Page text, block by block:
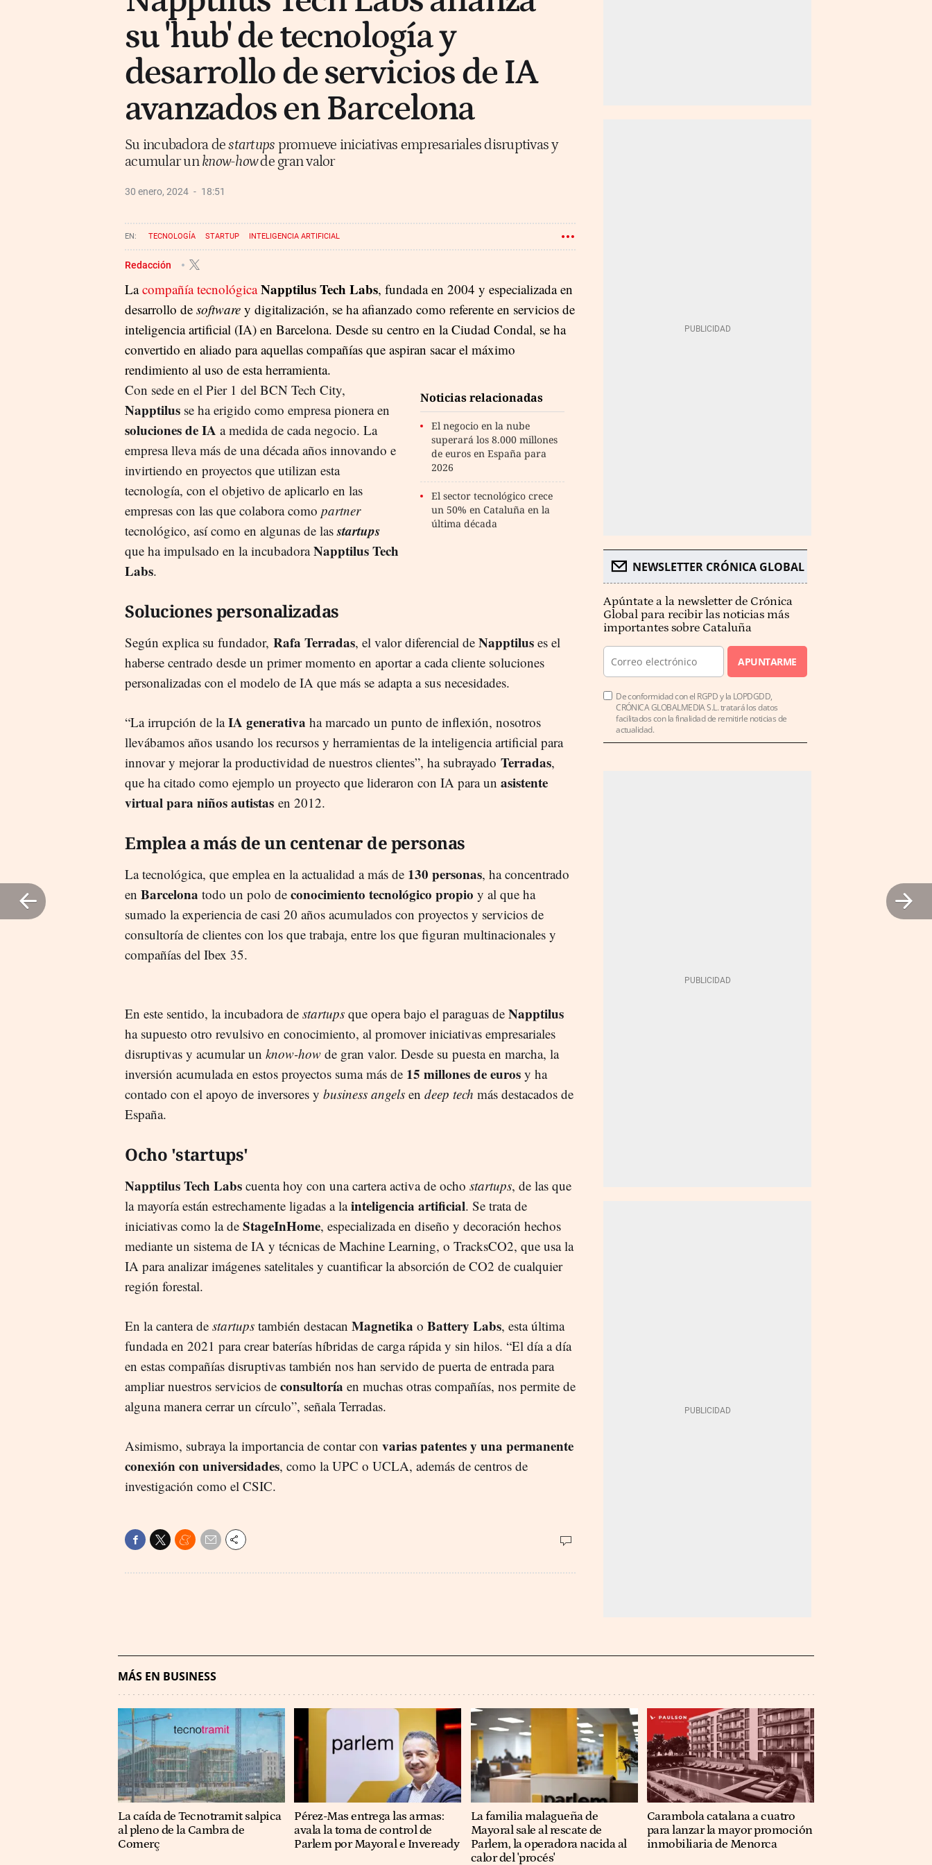
su 'hub' de tecnología y
desarrollo de servicios de IA
avanzados en Barcelona
Su incubadora destartups promueve iniciativas empresariales disruptivas y
acumular unknow-howde gran valor
30 enero, 2024 18:51
TECNOLOGÍA STARTUP INTELIGENCIA ARTIFICIAL
Redacción
Lacompañía tecnológica Napptilus Tech Labs, fundada en 2004 y especializada en
desarrollo de software y digitalización, se ha afianzado como referente en servicios de
inteligencia artificial (IA) en Barcelona. Desde su centro en la Ciudad Condal, se ha
convertido en aliado para aquellas compañías que aspiran sacar el máximo
rendimiento al uso de esta herramienta.
Noticias relacionadas
El negocio en la nube
superará los 8.000 millones
de euros en España para
2026
El sector tecnológico crece
un 50% en Cataluña en la
última década
Con sede en el Pier 1 del BCN Tech City,
Napptilus se ha erigido como empresa pionera en
soluciones de IA a medida de cada negocio. La
empresa lleva más de una década años innovando e
invirtiendo en proyectos que utilizan esta
tecnología, con el objetivo de aplicarlo en las
empresas con las que colabora como partner
tecnológico, así como en algunas de lasstartups
que ha impulsado en la incubadoraNapptilus Tech
Labs.
Soluciones personalizadas
Según explica su fundador, Rafa Terradas, el valor diferencial de Napptilus es el
haberse centrado desde un primer momento en aportar a cada cliente soluciones
personalizadas con el modelo de IA que más se adapta a sus necesidades.
“La irrupción de laIA generativa ha marcado un punto de inflexión, nosotros
llevábamos años usando los recursos y herramientas de la inteligencia artificial para
innovar y mejorar la productividad de nuestros clientes”, ha subrayado Terradas,
que ha citado como ejemplo un proyecto que lideraron con IA para un asistente
virtual para niños autistas en 2012.
Emplea a más de un centenar de personas
La tecnológica, que emplea en la actualidad a más de 130 personas, ha concentrado
en Barcelona todo un polo de conocimiento tecnológico propio y al que ha
sumado la experiencia de casi 20 años acumulados con proyectos y servicios de
consultoría de clientes con los que trabaja, entre los que figuran multinacionales y
compañías del Ibex 35.
En este sentido, la incubadora de startups que opera bajo el paraguas de Napptilus
ha supuesto otro revulsivo en conocimiento, al promover iniciativas empresariales
disruptivas y acumular un know-how de gran valor. Desde su puesta en marcha, la
inversión acumulada en estos proyectos suma más de 15 millones de euros y ha
contado con el apoyo de inversores y business angels en deep tech más destacados de
España.
Ocho 'startups'
Napptilus Tech Labs cuenta hoy con una cartera activa de ocho startups, de las que
la mayoría están estrechamente ligadas a lainteligencia artificial. Se trata de
iniciativas como la de StageInHome, especializada en diseño y decoración hechos
mediante un sistema de IA y técnicas de Machine Learning, o TracksCO2, que usa la
IA para analizar imágenes satelitales y cuantificar la absorción de CO2 de cualquier
región forestal.
En la cantera de startups también destacan Magnetika o Battery Labs, esta última
fundada en 2021 para crear baterías híbridas de carga rápida y sin hilos. “El día a día
en estas compañías disruptivas también nos han servido de puerta de entrada para
ampliar nuestros servicios de consultoría en muchas otras compañías, nos permite de
alguna manera cerrar un círculo”, señala Terradas.
Asimismo, subraya la importancia de contar con varias patentes y una permanente
conexión con universidades, como la UPC o UCLA, además de centros de
investigación como el CSIC.
NEWSLETTER CRÓNICA GLOBAL
Apúntate a la newsletter de Crónica
Global para recibir las noticias más
importantes sobre Cataluña
APUNTARME
De conformidad con el RGPD y la LOPDGDD,
CRÓNICA GLOBALMEDIA S.L. tratará los datos
facilitados con la finalidad de remitirle noticias de
actualidad.
MÁS EN BUSINESS
La caída de Tecnotramit salpica
al pleno de la Cambra de
Comerç
Pérez-Mas entrega las armas:
avala la toma de control de
Parlem por Mayoral e Inveready
La familia malagueña de
Mayoral sale al rescate de
Parlem, la operadora nacida al
calor del 'procés'
Carambola catalana a cuatro
para lanzar la mayor promoción
inmobiliaria de Menorca